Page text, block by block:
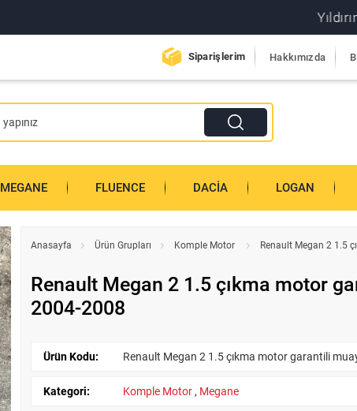
Yıldırım
Siparişlerim Hakkımızda
MEGANE FLUENCE DACIA LOGAN
Anasayfa Ürün Grupları Komple Motor Renault Megan 2 1.5
Renault Megan 2 1.5 çıkma motor
2004-2008
Ürün Kodu: Renault Megan 2 1.5 çıkma motor garantili
Kategori: Komple Motor , Megane